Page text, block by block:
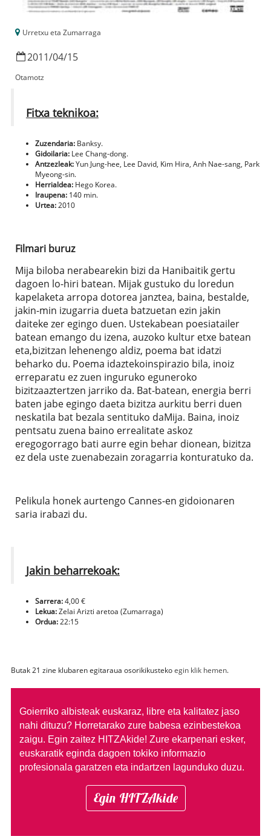
Urretxu eta Zumarraga
2011/04/15
Otamotz
Fitxa teknikoa:
Zuzendaria:Banksy.
Gidoilaria:Lee Chang-dong.
Antzezleak:Yun Jung-hee, Lee David, Kim Hira, Anh Nae-sang, Park
Myeong-sin.
Herrialdea: Hego Korea.
Iraupena:140 min.
Urtea:2010
Filmari buruz
Mija biloba nerabearekin bizi da Hanibaitik gertu
dagoen lo-hiri batean. Mijak gustuko du loredun
kapelaketa arropa dotorea janztea, baina, bestalde,
jakin-min izugarria dueta batzuetan ezin jakin
daiteke zer egingo duen. Ustekabean poesiatailer
batean emango du izena, auzoko kultur etxe batean
eta,bizitzan lehenengo aldiz, poema bat idatzi
beharko du. Poema idaztekoinspirazio bila, inoiz
erreparatu ez zuen inguruko eguneroko
bizitzaaztertzen jarriko da. Bat-batean, energia berri
baten jabe egingo daeta bizitza aurkitu berri duen
neskatila bat bezala sentituko daMija. Baina, inoiz
pentsatu zuena baino errealitate askoz
eregogorrago bati aurre egin behar dionean, bizitza
ez dela uste zuenabezain zoragarria konturatuko da.
Pelikula honek aurtengo Cannes-en gidoionaren
saria irabazi du.
Jakin beharrekoak:
Sarrera:4,00 €
Lekua:Zelai Arizti aretoa (Zumarraga)
Ordua:22:15
Butak 21 zine klubaren egitaraua osorikikustekoegin klik hemen.
Goierriko albisteak euskaraz, libre eta kalitatez jaso
nahi dituzu? Horretarako zure babesa ezinbestekoa
zaigu. Egin zaitez HITZAkide! Zure ekarpenari esker,
euskaratik eginda dagoen tokiko informazio
profesionala garatzen eta indartzen lagunduko duzu.
Egin HITZAkide